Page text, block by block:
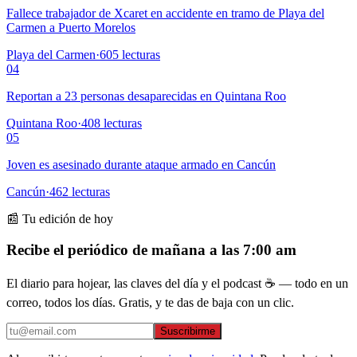
Fallece trabajador de Xcaret en accidente en tramo de Playa del
Carmen a Puerto Morelos
Playa del Carmen·605 lecturas
04
Reportan a 23 personas desaparecidas en Quintana Roo
Quintana Roo·408 lecturas
05
Joven es asesinado durante ataque armado en Cancún
Cancún·462 lecturas
📰 Tu edición de hoy
Recibe el periódico de mañana a las 7:00 am
El diario para hojear, las claves del día y el podcast ☕ — todo en un
correo, todos los días. Gratis, y te das de baja con un clic.
Suscribirme